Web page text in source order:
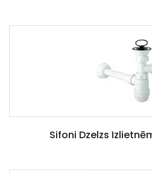
Sifoni Dzelzs